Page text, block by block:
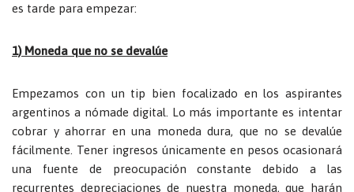
es tarde para empezar:
1) Moneda que no se devalúe
Empezamos con un tip bien focalizado en los aspirantes
argentinos a nómade digital. Lo más importante es intentar
cobrar y ahorrar en una moneda dura, que no se devalúe
fácilmente. Tener ingresos únicamente en pesos ocasionará
una fuente de preocupación constante debido a las
recurrentes depreciaciones de nuestra moneda, que harán